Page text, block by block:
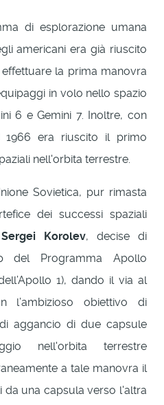
di esplorazione umana
americani era già riuscito
la prima manovra
in volo nello spazio
6 e Gemini 7. Inoltre, con
era riuscito il primo
nell'orbita terrestre.
Sovietica, pur rimasta
dei successi spaziali
Sergei Korolev, decise di
del Programma Apollo
1), dando il via al
l’ambizioso obiettivo di
aggancio di due capsule
nell'orbita terrestre
a tale manovra il
da una capsula verso l'altra